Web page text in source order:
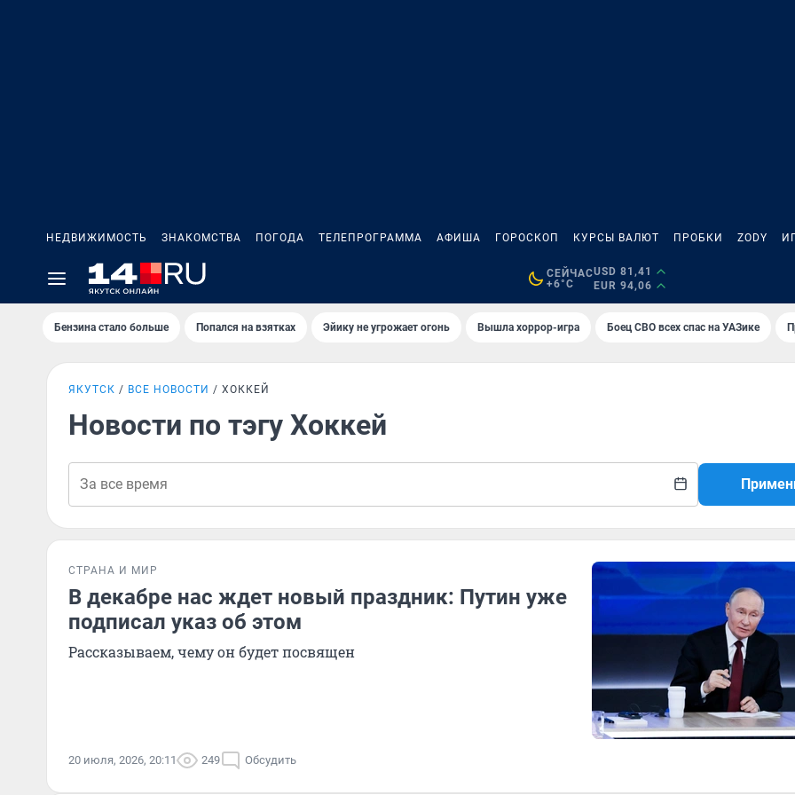
НЕДВИЖИМОСТЬ ЗНАКОМСТВА ПОГОДА ТЕЛЕПРОГРАММА АФИША ГОРОСКОП КУРСЫ ВАЛЮТ ПРОБКИ ZODY
СЕЙЧАС
+6°C
USD 81,41
EUR 94,06
Бензина стало больше Попался на взятках Эйику не угрожает огонь Вышла хоррор-игра Боец СВО всех спас на УАЗике
ЯКУТСК ВСЕ НОВОСТИ ХОККЕЙ
Новости по тэгу Хоккей
СТРАНА И МИР
В декабре нас ждет новый праздник: Путин уже
подписал указ об этом
Рассказываем, чему он будет посвящен
20 июля, 2026, 20:11 249 Обсудить